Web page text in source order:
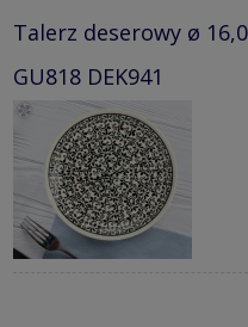
Talerz deserowy ø
GU818 DEK941